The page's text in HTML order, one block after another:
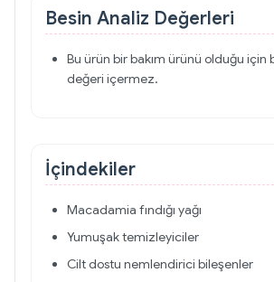
Besin Analiz Değerleri
Bu ürün bir bakım ürünü olduğu için
değeri içermez.
İçindekiler
Macadamia fındığı yağı
Yumuşak temizleyiciler
Cilt dostu nemlendirici bileşenler